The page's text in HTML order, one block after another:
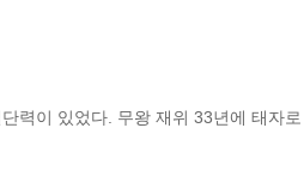
력이 있었다. 무왕 재위 33년에 태자